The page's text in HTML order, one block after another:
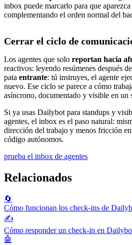
inbox puede marcarlo para que
complementando el orden normal del
Cerrar el ciclo de
Los agentes que solo reportan hacia
reactivos: leyendo resúmenes después
pata entrante: tú instruyes, el agente
nuevo. Ese ciclo se parece a cómo
asíncrono, documentado y visible en un
Si ya usas Dailybot para standups y
agentes, el inbox es el paso natural:
dirección del trabajo y menos fricción
código autónomos.
prueba el inbox de agentes
Relacionados
🔄
Cómo funcionan los check-ins de
✍️
Cómo responder un check-in en
🤖